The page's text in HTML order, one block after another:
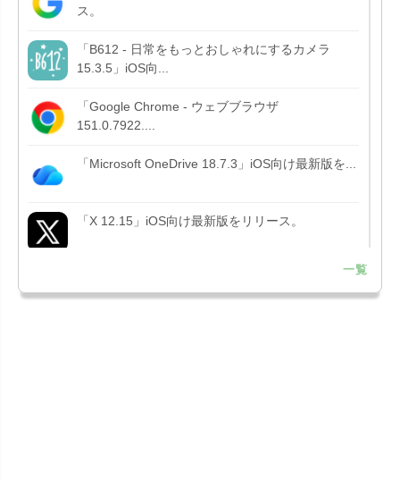
ス。
「B612 - 日常をもっとおしゃれにするカメラ
15.3.5」iOS向...
「Google Chrome - ウェブブラウザ
151.0.7922....
「Microsoft OneDrive 18.7.3」iOS向け最新版を...
「X 12.15」iOS向け最新版をリリース。
Liguid G...
一覧